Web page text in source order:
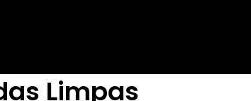
Limpas